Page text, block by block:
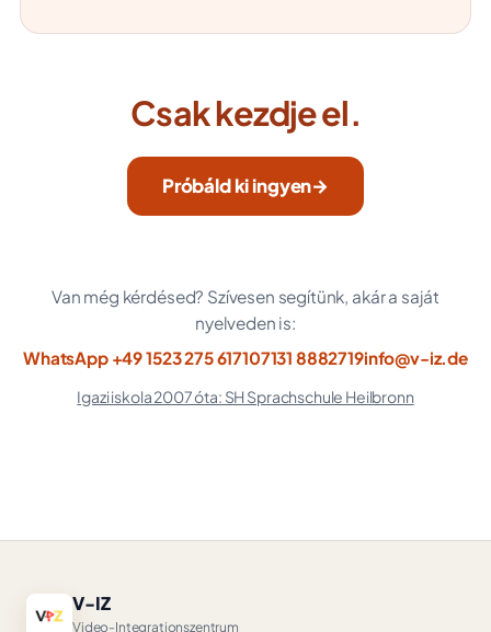
Csak kezdje el.
Próbáld ki ingyen→
Van még kérdésed? Szívesen segítünk, akár a saját
nyelveden is:
WhatsApp +49 1523 275 617107131 8882719info@v-iz.de
Igazi iskola 2007 óta: SH Sprachschule Heilbronn
V-IZ
Video-Integrationszentrum